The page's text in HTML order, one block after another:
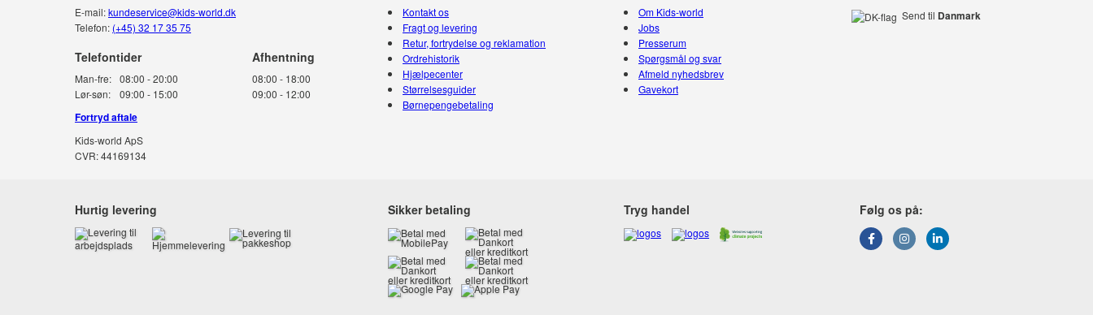
E-mail:kundeservice@kids-world.dk
Telefon: (+45) 32 17 35 75
Telefontider
Man-fre: 08:00 - 20:00
Lør-søn:
09:00 - 15:00
08:00 - 18:00
09:00 - 12:00
Fortryd aftale
Kids-world ApS
CVR: 44169134
Kontakt os
Fragt og levering
Retur, fortrydelse og reklamation
Ordrehistorik
Hjælpecenter
Størrelsesguider
Børnepengebetaling
Om Kids-world
Jobs
Presserum
Spørgsmål og svar
Afmeld nyhedsbrev
Gavekort
Send til Danmark
Sikker betaling
Hurtig levering Tryg handel Følg os på: